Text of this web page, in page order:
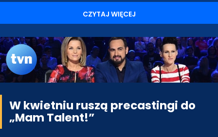
CZYTAJ WIĘCEJ
W kwietniu ruszą precastingi do
„Mam Talent!”